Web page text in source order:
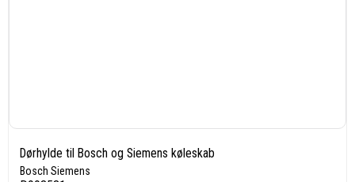
Dørhylde til Bosch og Siemens køleskab
Bosch Siemens